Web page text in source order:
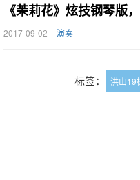
《茉莉花》炫技钢琴版
2017-09-02 演奏
标签： 洪山19